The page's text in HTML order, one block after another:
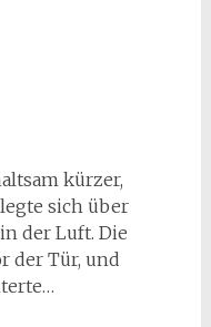
kürzer,
sich über
der Luft. Die
der Tür, und